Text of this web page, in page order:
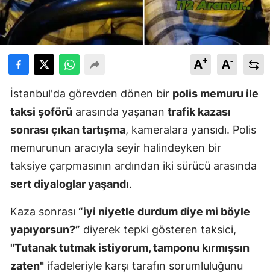
A+ A-
İstanbul'da görevden dönen bir polis memuru ile
taksi şoförü arasında yaşanan trafik kazası
sonrası çıkan tartışma, kameralara yansıdı. Polis
memurunun aracıyla seyir halindeyken bir
taksiye çarpmasının ardından iki sürücü arasında
sert diyaloglar yaşandı.
Kaza sonrası “iyi niyetle durdum diye mi böyle
yapıyorsun?” diyerek tepki gösteren taksici,
"Tutanak tutmak istiyorum, tamponu kırmışsın
zaten" ifadeleriyle karşı tarafın sorumluluğunu